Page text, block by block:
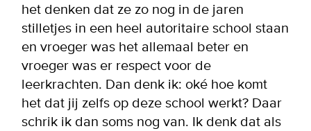
het denken dat ze zo nog in de jaren
stilletjes in een heel autoritaire school staan
en vroeger was het allemaal beter en
vroeger was er respect voor de
leerkrachten. Dan denk ik: oké hoe komt
het dat jij zelfs op deze school werkt? Daar
schrik ik dan soms nog van. Ik denk dat als